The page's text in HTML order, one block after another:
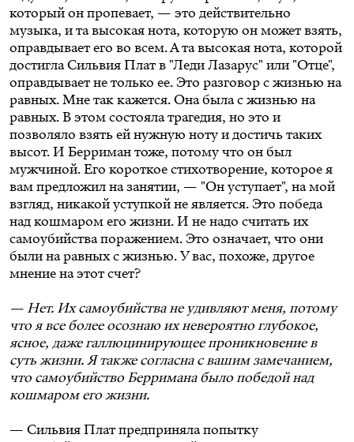
который он пропевает, — это действительно
музыка, и та высокая нота, которую он может взять,
оправдывает его во всем. А та высокая нота, которой
достигла Сильвия Плат в "Леди Лазарус" или "Отце",
оправдывает не только ее. Это разговор с жизнью на
равных. Мне так кажется. Она была с жизнью на
равных. В этом состояла трагедия, но это и
позволяло взять ей нужную ноту и достичь таких
высот. И Берриман тоже, потому что он был
мужчиной. Его короткое стихотворение, которое я
вам предложил на занятии, — "Он уступает", на мой
взгляд, никакой уступкой не является. Это победа
над кошмаром его жизни. И не надо считать их
самоубийства поражением. Это означает, что они
были на равных с жизнью. У вас, похоже, другое
мнение на этот счет?
— Нет. Их самоубийства не удивляют меня, потому
что я все более осознаю их невероятно глубокое,
ясное, даже галлюцинирующее проникновение в
суть жизни. Я также согласна с вашим замечанием,
что самоубийство Берримана было победой над
кошмаром его жизни.
— Сильвия Плат предприняла попытку